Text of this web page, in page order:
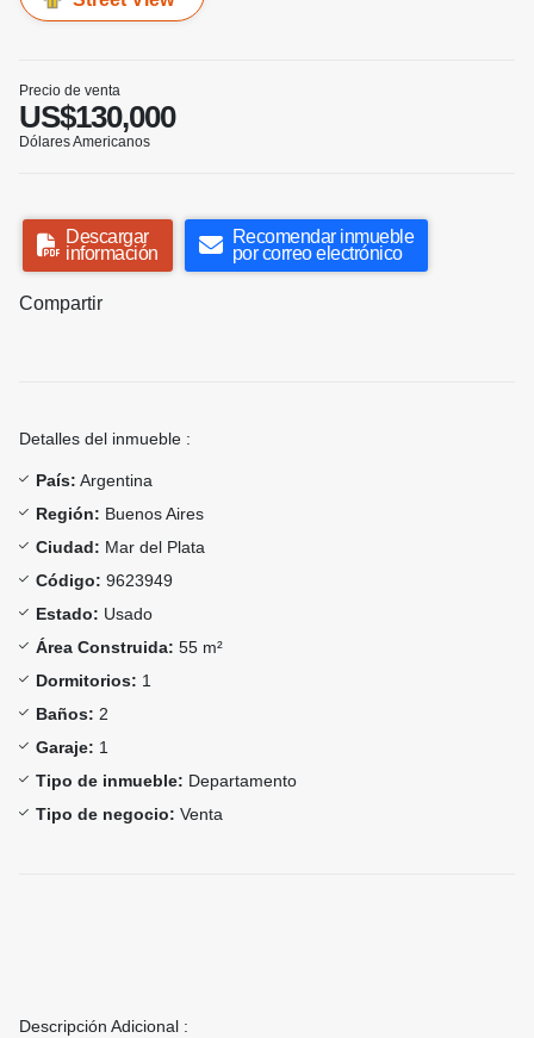
Precio de venta
US$130,000
Dólares Americanos
Descargar
información
Recomendar inmueble
por correo electrónico
Compartir
Detalles del inmueble :
País: Argentina
Región: Buenos Aires
Ciudad: Mar del Plata
Código: 9623949
Estado: Usado
Área Construida: 55 m²
Dormitorios: 1
Baños: 2
Garaje: 1
Tipo de inmueble: Departamento
Tipo de negocio: Venta
Descripción Adicional :